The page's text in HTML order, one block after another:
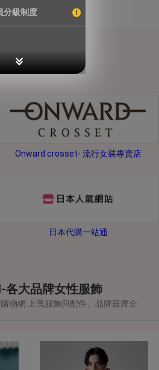
分級制度
Onward crosset- 流行女裝專賣店
日本代購一站通
各大品牌女性服飾
物網 上萬服飾與配件、品牌最齊全